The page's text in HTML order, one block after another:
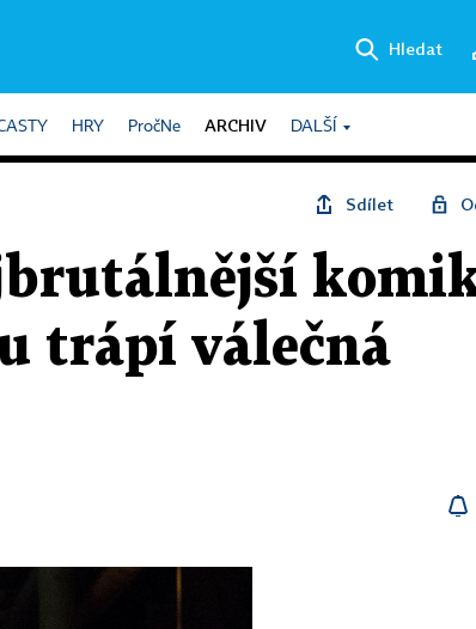
Hledat
HRY PročNe ARCHIV DALŠÍ
Sdílet
trápí válečná